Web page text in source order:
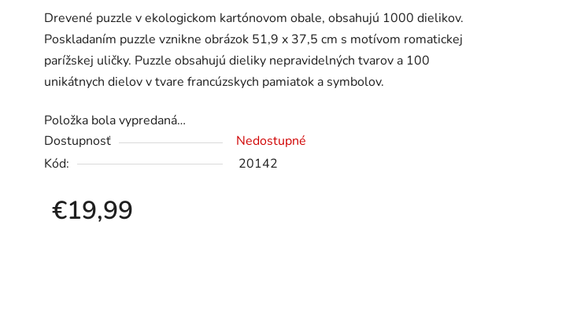
je
0,0
z
5
Drevené puzzle v ekologickom kartónovom obale, obsahujú 1000 dielikov.
Poskladaním puzzle vznikne obrázok 51,9 x 37,5 cm s motívom romatickej
parížskej uličky. Puzzle obsahujú dieliky nepravidelných tvarov a 100
unikátnych dielov v tvare francúzskych pamiatok a symbolov.
Položka bola vypredaná…
Dostupnosť
Nedostupné
Kód:
20142
€19,99